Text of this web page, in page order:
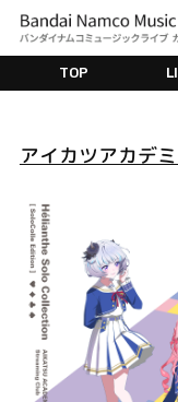
TOP
アイカツアカデ